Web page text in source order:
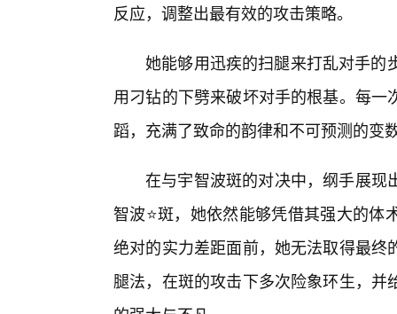
反应，调整出最有效的攻击策略。
她能够用迅疾的扫腿来打乱对手的
用刁钻的下劈来破坏对手的根基。每
蹈，充满了致命的韵律和不可预测的变
在与宇智波斑的对决中，纲手展现
智波⭐斑，她依然能够凭借其强大的
绝对的实力差距面前，她无法取得最
腿法，在斑的攻击下多次险象环生，